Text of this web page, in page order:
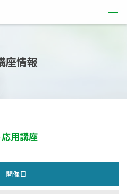
座情報
用講座
開催日